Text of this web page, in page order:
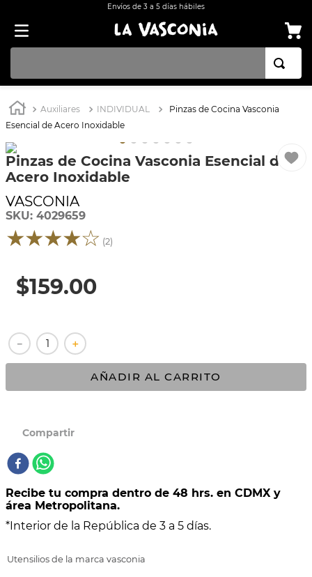
Envíos de 3 a 5 días hábiles
Auxiliares INDIVIDUAL
Pinzas de Cocina Vasconia
Esencial de Acero Inoxidable
Pinzas de Cocina Vasconia Esencial de
Acero Inoxidable
VASCONIA
SKU: 4029659
★★★★☆ (2)
$159.00
＋
－
AÑADIR AL CARRITO
Recibe tu compra dentro de 48 hrs. en CDMX y
área Metropolitana.
*Interior de la República de 3 a 5 días.
Utensilios de la marca vasconia
1. BATERÍA COCINA EKCO ALUMINIO ANTIADHERENTE 32 PIEZAS
3. OLLA
5. INDUCCIÓN
6. SARTEN
8. BATERÍA
10. COMAL